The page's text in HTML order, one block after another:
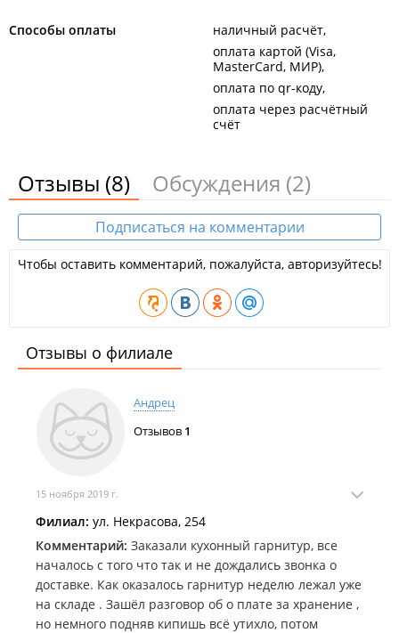
Способы оплаты
наличный расчёт
оплата картой (Visa,
MasterCard, МИР)
оплата по qr-коду
оплата через расчётный
счёт
Отзывы (8) Обсуждения (2)
Подписаться на комментарии
Чтобы оставить комментарий, пожалуйста, авторизуйтесь!
Отзывы о филиале
Андрец
Отзывов 1
15 ноября 2019 г.
Филиал: ул. Некрасова, 254
Комментарий: Заказали кухонный гарнитур, все
началось с того что так и не дождались звонка о
доставке. Как оказалось гарнитур неделю лежал уже
на складе . Зашёл разговор об о плате за хранение ,
но немного подняв кипишь всё утихло, потом